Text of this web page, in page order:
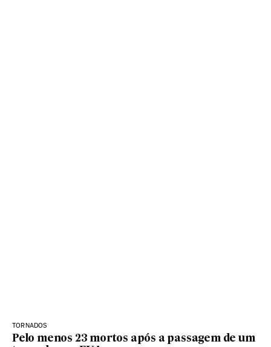
TORNADOS
Pelo menos 23 mortos após a passagem de um